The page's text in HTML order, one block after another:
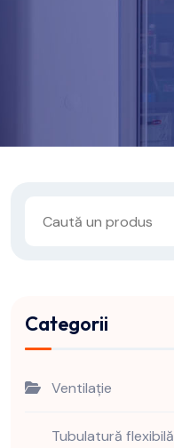
Categorii
Ventilație
Tubulatură flexibilă